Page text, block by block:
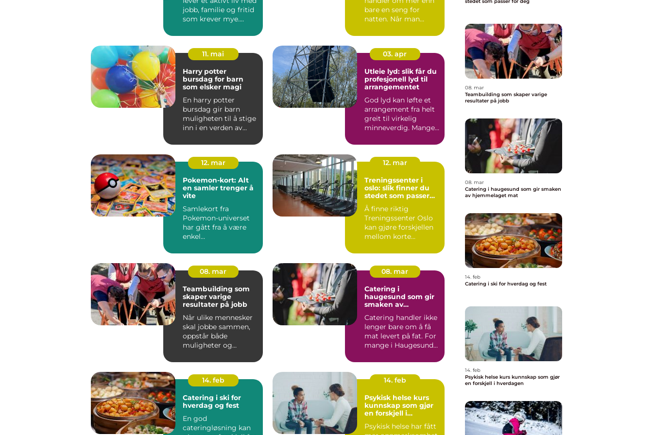
jobb, familie og fritid
som krever mye.
bare en seng for
natten. Når man
fiskev...
11. mai
Harry potter
bursdag for barn
som elsker magi
En harry potter
bursdag gir barn
muligheten til å stige
inn i en verden av
fantasi...
03. apr
Utleie lyd: slik får du
profesjonell lyd til
arrangementet
God lyd kan løfte et
arrangement fra helt
greit til virkelig
minneverdig. Mange
12. mar
Pokemon-kort: Alt
en samler trenger å
vite
Samlekort fra
Pokemon-universet
har gått fra å være
enkel
til &...
12. mar
Treningssenter i
oslo: slik finner du
stedet som passer
for deg
Å finne riktig
Treningssenter Oslo
kan gjøre forskjellen
mellom korte
trening som v...
08. mar
Teambuilding som
skaper varige
resultater på jobb
Når ulike mennesker
skal jobbe sammen,
oppstår både
muligheter og
samarbeid kommer
sj...
08. mar
Catering i
haugesund som gir
smaken av
Catering handler ikke
lenger bare om å få
mat levert på fat. For
mange i Haugesund
14. feb
Catering i ski for
hverdag og fest
En god
cateringløsning kan
14. feb
Psykisk helse kurs
kunnskap som gjør
en forskjell i
Psykisk helse har fått
08. mar
Teambuilding som skaper varige
resultater på jobb
08. mar
Catering i haugesund som gir smaken
av hjemmelaget mat
14. feb
Catering i ski for hverdag og fest
14. feb
Psykisk helse kurs kunnskap som gjør
en forskjell i hverdagen